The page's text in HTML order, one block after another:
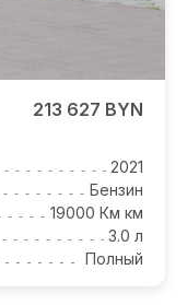
213 627 BYN
2021
Бензин
19000 Км км
3.0 л
Полный